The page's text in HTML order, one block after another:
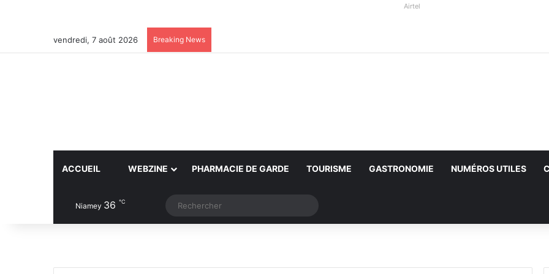
Airtel
vendredi, 7 août 2026 Breaking News
ACCUEIL WEBZINE PHARMACIE DE GARDE TOURISME GASTRONOMIE NUMÉROS UTILES
Niamey 36 ℃ Article Aléatoire
Switch skin